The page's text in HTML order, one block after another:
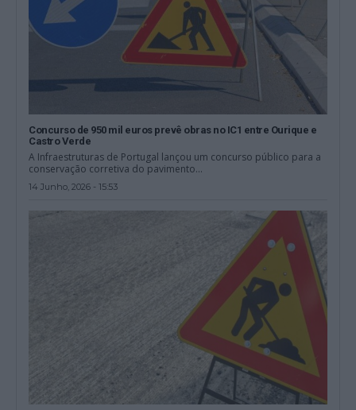
Concurso de 950 mil euros prevê obras no IC1 entre Ourique e
Castro Verde
A Infraestruturas de Portugal lançou um concurso público para a
conservação corretiva do pavimento...
14 Junho, 2026 - 15:53